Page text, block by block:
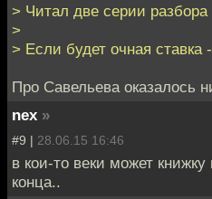
> Читал две серии разбора
>
> Если будет очная ставка
Про Савельева оказалось
nex »
#9 | 28.06.15 16:46
в кои-то веки может
конца..